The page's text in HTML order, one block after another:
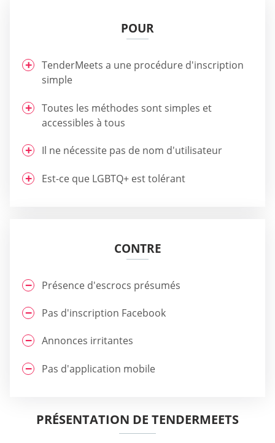
POUR
TenderMeets a une procédure d'inscription
simple
Toutes les méthodes sont simples et
accessibles à tous
Il ne nécessite pas de nom d'utilisateur
Est-ce que LGBTQ+ est tolérant
CONTRE
Présence d'escrocs présumés
Pas d'inscription Facebook
Annonces irritantes
Pas d'application mobile
PRÉSENTATION DE TENDERMEETS